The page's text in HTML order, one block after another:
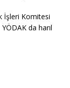
İşleri Komitesi
da harıl